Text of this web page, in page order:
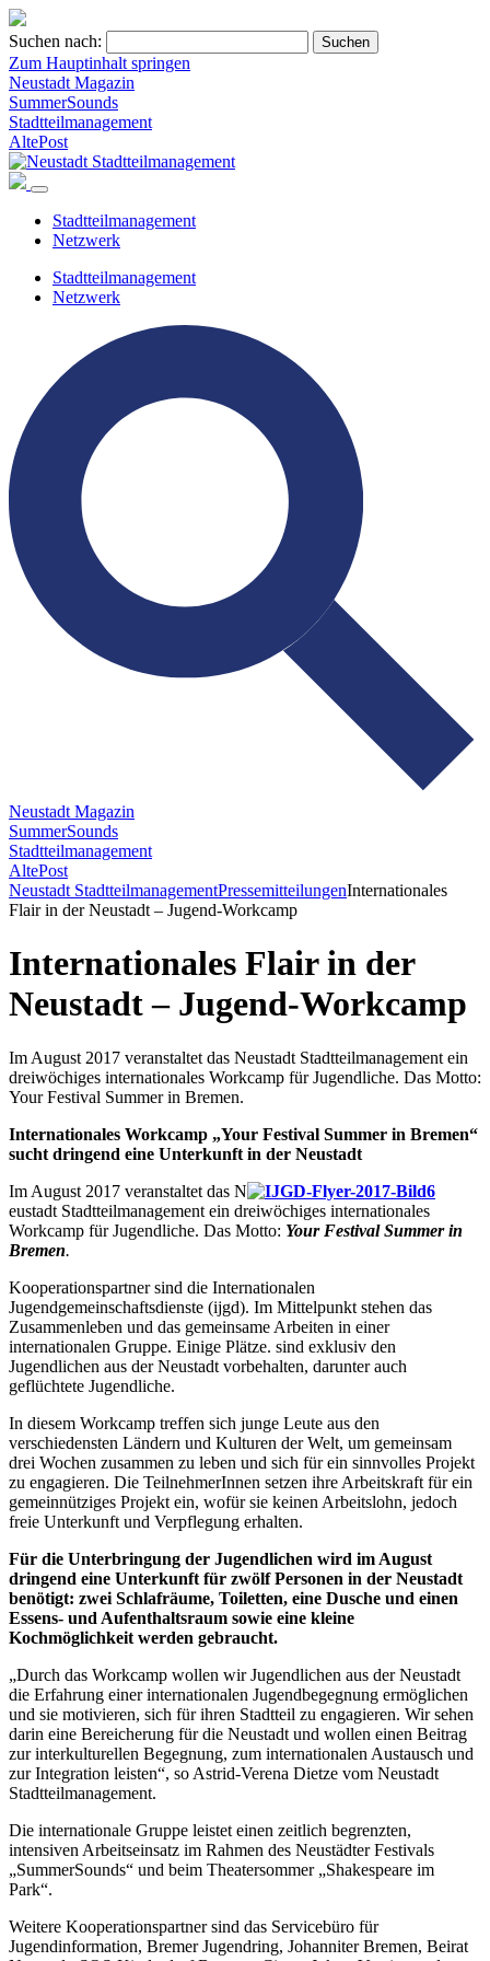
Suchen nach:
Zum Hauptinhalt springen
Neustadt Magazin
SummerSounds
Stadtteilmanagement
AltePost
Stadtteilmanagement
Netzwerk
Stadtteilmanagement
Netzwerk
Neustadt Magazin
SummerSounds
Stadtteilmanagement
AltePost
Neustadt StadtteilmanagementPressemitteilungenInternationales
Flair in der Neustadt – Jugend-Workcamp
Internationales Flair in der
Neustadt – Jugend-Workcamp
Im August 2017 veranstaltet das Neustadt Stadtteilmanagement ein
dreiwöchiges internationales Workcamp für Jugendliche. Das Motto:
Your Festival Summer in Bremen.
Internationales Workcamp „Your Festival Summer in Bremen“
sucht dringend eine Unterkunft in der Neustadt
Im August 2017 veranstaltet das N
eustadt Stadtteilmanagement ein dreiwöchiges internationales
Workcamp für Jugendliche. Das Motto: Your Festival Summer in
Bremen.
Kooperationspartner sind die Internationalen
Jugendgemeinschaftsdienste (ijgd). Im Mittelpunkt stehen das
Zusammenleben und das gemeinsame Arbeiten in einer
internationalen Gruppe. Einige Plätze. sind exklusiv den
Jugendlichen aus der Neustadt vorbehalten, darunter auch
geflüchtete Jugendliche.
In diesem Workcamp treffen sich junge Leute aus den
verschiedensten Ländern und Kulturen der Welt, um gemeinsam
drei Wochen zusammen zu leben und sich für ein sinnvolles Projekt
zu engagieren. Die TeilnehmerInnen setzen ihre Arbeitskraft für ein
gemeinnütziges Projekt ein, wofür sie keinen Arbeitslohn, jedoch
freie Unterkunft und Verpflegung erhalten.
Für die Unterbringung der Jugendlichen wird im August
dringend eine Unterkunft für zwölf Personen in der Neustadt
benötigt: zwei Schlafräume, Toiletten, eine Dusche und einen
Essens- und Aufenthaltsraum sowie eine kleine
Kochmöglichkeit werden gebraucht.
„Durch das Workcamp wollen wir Jugendlichen aus der Neustadt
die Erfahrung einer internationalen Jugendbegegnung ermöglichen
und sie motivieren, sich für ihren Stadtteil zu engagieren. Wir sehen
darin eine Bereicherung für die Neustadt und wollen einen Beitrag
zur interkulturellen Begegnung, zum internationalen Austausch und
zur Integration leisten“, so Astrid-Verena Dietze vom Neustadt
Stadtteilmanagement.
Die internationale Gruppe leistet einen zeitlich begrenzten,
intensiven Arbeitseinsatz im Rahmen des Neustädter Festivals
„SummerSounds“ und beim Theatersommer „Shakespeare im
Park“.
Weitere Kooperationspartner sind das Servicebüro für
Jugendinformation, Bremer Jugendring, Johanniter Bremen, Beirat